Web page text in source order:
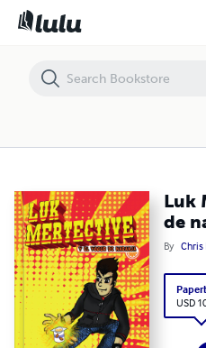
Luk
de
By
USD
Luk Mertective y el yogur de naranja